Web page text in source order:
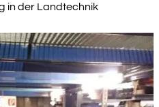
in der Landtechnik